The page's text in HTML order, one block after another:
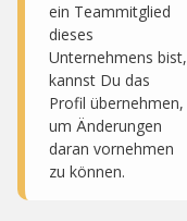
ein Teammitglied
dieses
Unternehmens bist,
kannst Du das
Profil übernehmen,
um Änderungen
daran vornehmen
zu können.